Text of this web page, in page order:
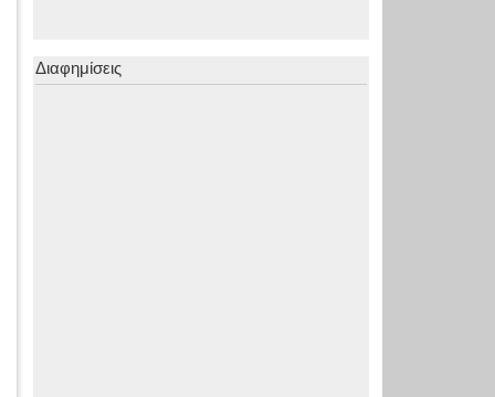
Διαφημίσεις